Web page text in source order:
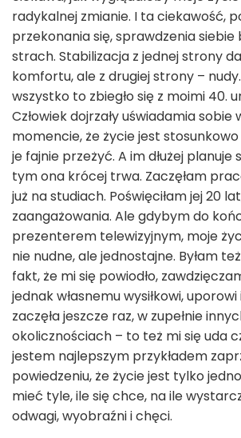
radykalnej zmianie. I ta ciekawość,
przekonania się, sprawdzenia siebie
strach. Stabilizacja z jednej strony
komfortu, ale z drugiej strony –
wszystko to zbiegło się z moimi 40.
Człowiek dojrzały uświadamia
momencie, że życie jest
je fajnie przeżyć. A im dłużej planuje
tym ona krócej trwa. Zaczęłam
już na studiach. Poświęciłam jej 20
zaangażowania. Ale gdybym do
prezenterem telewizyjnym, moje
nie nudne, ale jednostajne. Byłam
fakt, że mi się powiodło,
jednak własnemu wysiłkowi,
zaczęła jeszcze raz, w zupełnie
okolicznościach – to też mi się uda
jestem najlepszym przykładem
powiedzeniu, że życie jest tylko
mieć tyle, ile się chce, na ile
odwagi, wyobraźni i chęci.